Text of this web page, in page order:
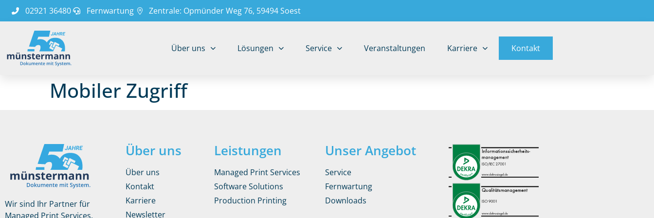
02921 36480 Fernwartung Zentrale: Opmünder Weg 76, 59494 Soest
Über uns Lösungen Service Veranstaltungen Karriere Kontakt
Mobiler Zugriff
Wir sind Ihr Partner für
Managed Print Services,
Über uns
Über uns
Kontakt
Karriere
Newsletter
Leistungen
Managed Print Services
Software Solutions
Production Printing
Unser Angebot
Service
Fernwartung
Downloads